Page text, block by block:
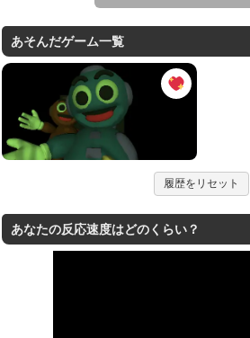
あそんだゲーム一覧
履歴をリセット
あなたの反応速度はどのくらい？